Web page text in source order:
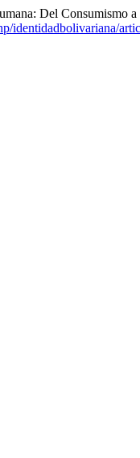
Del Consumismo
identidadbolivariana/